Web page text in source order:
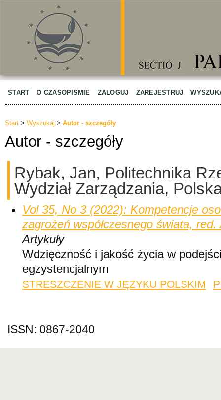
START O CZASOPIŚMIE ZALOGUJ ZAREJESTRUJ
Start > Wyszukaj > Autor - szczegóły
Autor - szczegóły
Rybak, Jan, Politechnika
Wydział Zarządzania,
Vol 35, No 3 (2022): Kompetencje
zagrożeń współczesnego świata,
Artykuły
Wdzięczność i jakość życia w
egzystencjalnym
STRESZCZENIE W JĘZYKU POLSKIM
ISSN: 0867-2040